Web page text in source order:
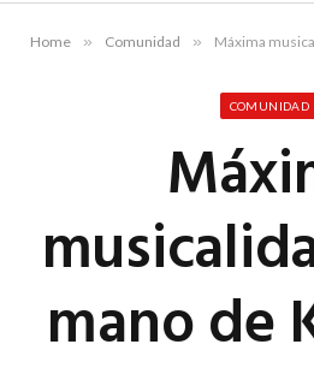
Home » Comunidad » Máxima
COMUNIDAD
mano de